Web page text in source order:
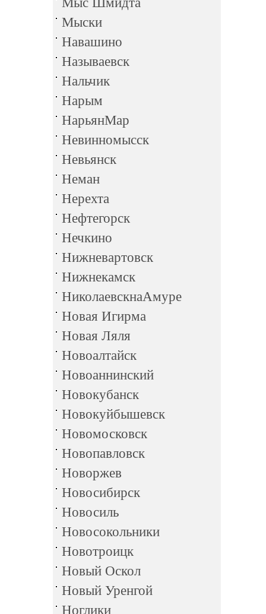
Мыски
Навашино
Называевск
Нальчик
Нарым
НарьянМар
Невинномысск
Невьянск
Неман
Нерехта
Нефтегорск
Нечкино
Нижневартовск
Нижнекамск
НиколаевскнаАмуре
Новая Игирма
Новая Ляля
Новоалтайск
Новоаннинский
Новокубанск
Новокуйбышевск
Новомосковск
Новопавловск
Новоржев
Новосибирск
Новосиль
Новосокольники
Новотроицк
Новый Оскол
Новый Уренгой
Ноглики